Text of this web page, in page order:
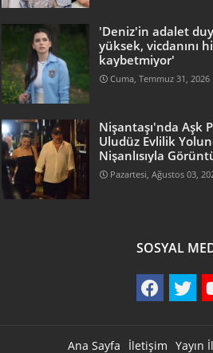
'Deniz'in adalet
yüksek, vicdanını
kaybetmiyor'
Cuma, Temmuz 31, 2026
Nişantaşı'nda Aşk
Uludüz Evlilik
Nişanlısıyla
Pazartesi, Ağustos 03,
SOSYAL
Ana Sayfa İletişim Yayın